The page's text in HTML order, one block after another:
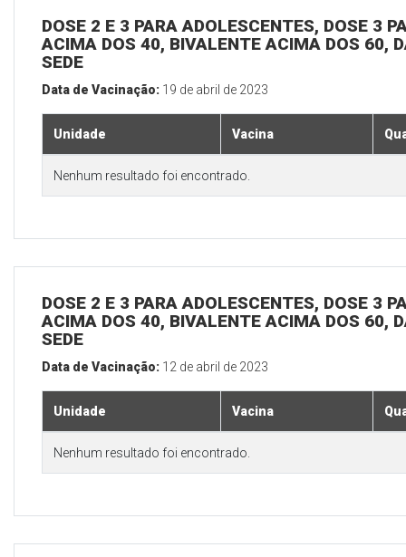
DOSE 2 E 3 PARA ADOLESCENTES, DOSE 3
ACIMA DOS 40, BIVALENTE ACIMA DOS 60,
SEDE
Data de Vacinação: 19 de abril de 2023
Unidade Vacina
Nenhum resultado foi encontrado.
DOSE 2 E 3 PARA ADOLESCENTES, DOSE 3
ACIMA DOS 40, BIVALENTE ACIMA DOS 60,
SEDE
Data de Vacinação: 12 de abril de 2023
Unidade Vacina
Nenhum resultado foi encontrado.